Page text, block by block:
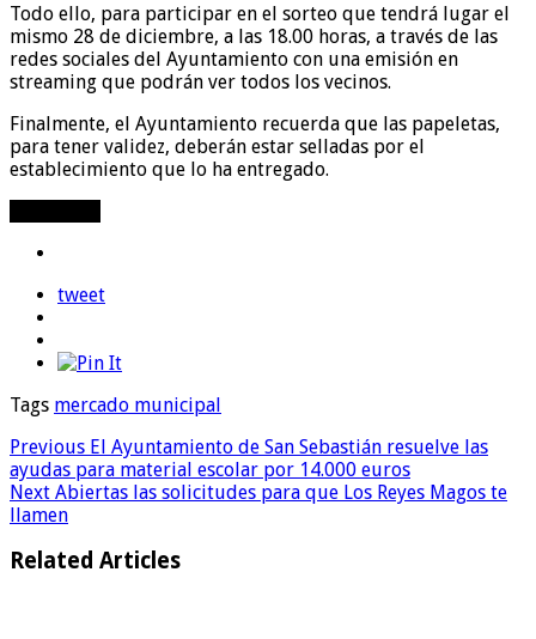
Todo ello, para participar en el sorteo que tendrá lugar el
mismo 28 de diciembre, a las 18.00 horas, a través de las
redes sociales del Ayuntamiento con una emisión en
streaming que podrán ver todos los vecinos.
Finalmente, el Ayuntamiento recuerda que las papeletas,
para tener validez, deberán estar selladas por el
establecimiento que lo ha entregado.
tweet
Tags mercado municipal
Previous El Ayuntamiento de San Sebastián resuelve las
ayudas para material escolar por 14.000 euros
Next Abiertas las solicitudes para que Los Reyes Magos te
llamen
Related Articles